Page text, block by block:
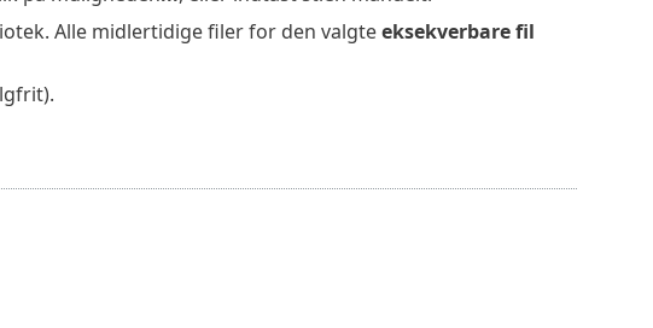
Alle midlertidige filer for den valgteeksekverbare fil